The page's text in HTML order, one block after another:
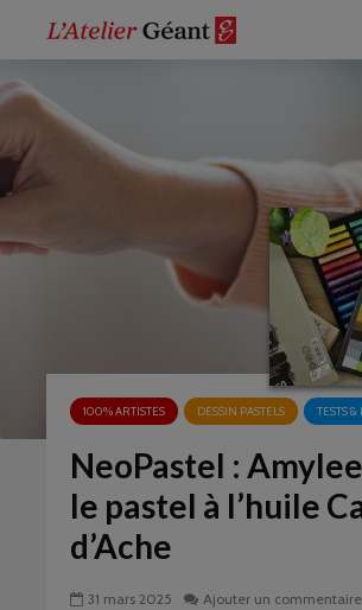
100% ARTISTES DESSIN PASTELS TESTS
NeoPastel :
le pastel à l’huile
d’Ache
31 mars 2025
Ajouter un commentaire